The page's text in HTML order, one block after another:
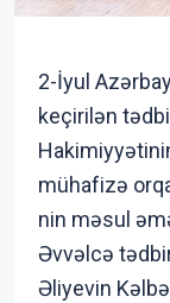
2-İyul
keçirilən
mühafizə
nin məsul
Əvvəlcə
Əliyevin